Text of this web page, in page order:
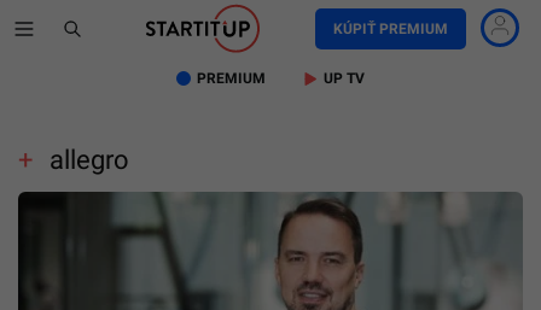
KÚPIŤ PREMIUM
PREMIUM UP TV
allegro